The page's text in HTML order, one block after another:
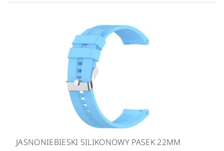
JASNONIEBIESKI SILIKONOWY PASEK 22MM